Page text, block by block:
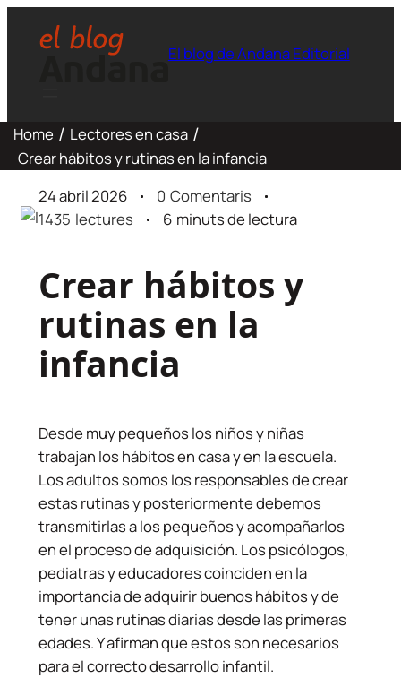
El blog de Andana Editorial
Home
Lectores en casa
Crear hábitos y rutinas en la infancia
24 abril 2026
0 Comentaris
1435 lectures 6 minuts de lectura
Crear hábitos y
rutinas en la
infancia
Desde muy pequeños los niños y niñas
trabajan los hábitos en casa y en la escuela.
Los adultos somos los responsables de crear
estas rutinas y posteriormente debemos
transmitirlas a los pequeños y acompañarlos
en el proceso de adquisición. Los psicólogos,
pediatras y educadores coinciden en la
importancia de adquirir buenos hábitos y de
tener unas rutinas diarias desde las primeras
edades. Y afirman que estos son necesarios
para el correcto desarrollo infantil.